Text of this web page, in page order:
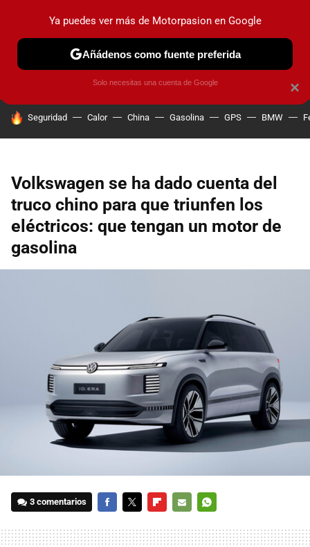
PRUEBAS COCHES ELÉCTRICOS OBSERVATORIO
HOY SE HABLA DE
Seguridad Calor China Gasolina GPS BMW
Volkswagen se ha dado cuenta del
truco chino para que triunfen los
eléctricos: que tengan un motor de
gasolina
3 comentarios
MAIL
×
Ya puedes ver más de Motorpasion en Google
Añádenos como fuente preferida
Solo necesitas una cuenta de Google